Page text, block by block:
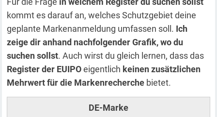
kommt es darauf an, welches Schutzgebiet deine
geplante Markenanmeldung umfassen soll. Ich
zeige dir anhand nachfolgender Grafik, wo du
suchen sollst. Auch wirst du gleich lernen, dass das
Register der EUIPOeigentlich keinen zusätzlichen
Mehrwert für die Markenrecherche bietet.
DE-Marke